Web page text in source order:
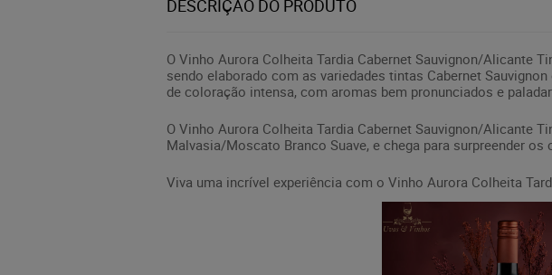
DESCRIÇÃO DO PRODUTO
O Vinho Aurora Colheita Tardia Cabernet Sauvignon/Alicante
sendo elaborado com as variedades tintas Cabernet
de coloração intensa, com aromas bem pronunciados e
O Vinho Aurora Colheita Tardia Cabernet Sauvignon/Alicante
Malvasia/Moscato Branco Suave, e chega para surpreender
Viva uma incrível experiência com o Vinho Aurora Colheita